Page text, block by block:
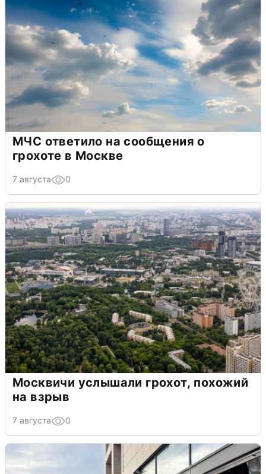
МЧС ответило на сообщения о
грохоте в Москве
7 августа 0
Москвичи услышали грохот, похожий
на взрыв
7 августа 0